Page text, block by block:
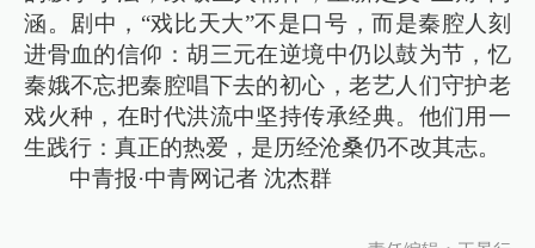
涵。剧中，“戏比天大”不是口号，而是秦腔人刻
进骨血的信仰：胡三元在逆境中仍以鼓为节，忆
秦娥不忘把秦腔唱下去的初心，老艺人们守护老
戏火种，在时代洪流中坚持传承经典。他们用一
生践行：真正的热爱，是历经沧桑仍不改其志。
中青报·中青网记者 沈杰群